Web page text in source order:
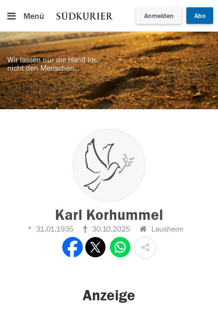
Menü Anmelden Abo
Wir lassen nur die Hand los,
nicht den Menschen.
Karl Korhummel
31.01.1935 30.10.2025 Lausheim
Anzeige